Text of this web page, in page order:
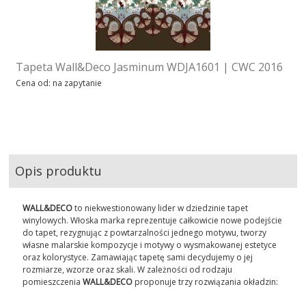
Tapeta Wall&Deco Jasminum WDJA1601 | CWC 2016
Cena od: na zapytanie
Opis produktu
WALL&DECOto niekwestionowany lider w dziedzinie tapet
winylowych. Włoska marka reprezentuje całkowicie nowe podejście
do tapet, rezygnując z powtarzalności jednego motywu, tworzy
własne malarskie kompozycje i motywy o wysmakowanej estetyce
oraz kolorystyce. Zamawiając tapetę sami decydujemy o jej
rozmiarze, wzorze oraz skali. W zależności od rodzaju
pomieszczeniaWALL&DECO proponuje trzy rozwiązania okładzin: